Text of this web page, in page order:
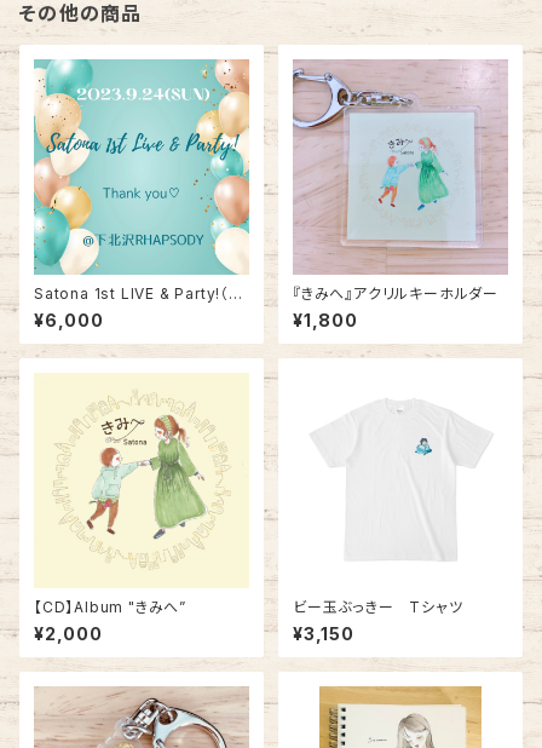
その他の商品
Satona 1st LIVE & Party!（録
画データ）
¥6,000
『きみへ』アクリルキーホルダー
¥1,800
【CD】Album "きみへ”
¥2,000
ビー玉ぶっきー Tシャツ
¥3,150